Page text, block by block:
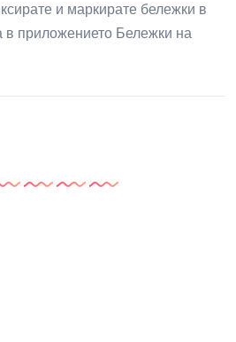
и маркирате бележки в
в приложението Бележки на